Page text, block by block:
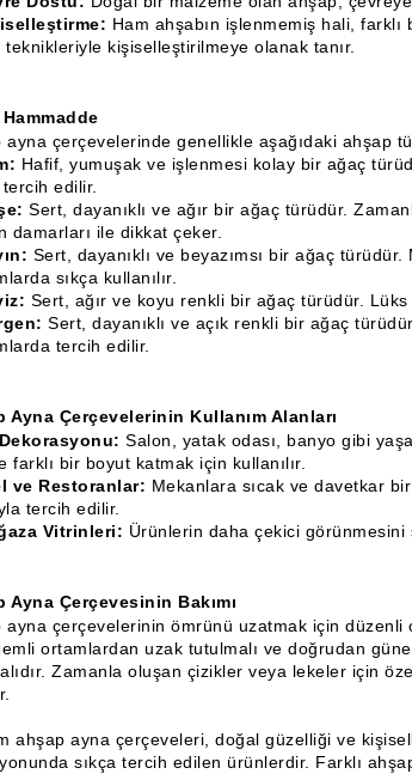
Ham ahşabın işlenmemiş hali, farklı
teknikleriyle kişiselleştirilmeye olanak tanır.
ayna çerçevelerinde genellikle aşağıdaki ahşap
Hafif, yumuşak ve işlenmesi kolay bir ağaç
edilir.
Sert, dayanıklı ve ağır bir ağaç türüdür.
damarları ile dikkat çeker.
Sert, dayanıklı ve beyazımsı bir ağaç
sıkça kullanılır.
Sert, ağır ve koyu renkli bir ağaç türüdür. Lüks
Sert, dayanıklı ve açık renkli bir ağaç
tercih edilir.
Ayna Çerçevelerinin Kullanım Alanları
Salon, yatak odası, banyo gibi
farklı bir boyut katmak için kullanılır.
ve Restoranlar: Mekanlara sıcak ve davetkar
tercih edilir.
Vitrinleri: Ürünlerin daha çekici görünmesini
Ayna Çerçevesinin Bakımı
ayna çerçevelerinin ömrünü uzatmak için düzenli
ortamlardan uzak tutulmalı ve doğrudan
Zamanla oluşan çizikler veya lekeler için
ahşap ayna çerçeveleri, doğal güzelliği ve
sıkça tercih edilen ürünlerdir. Farklı